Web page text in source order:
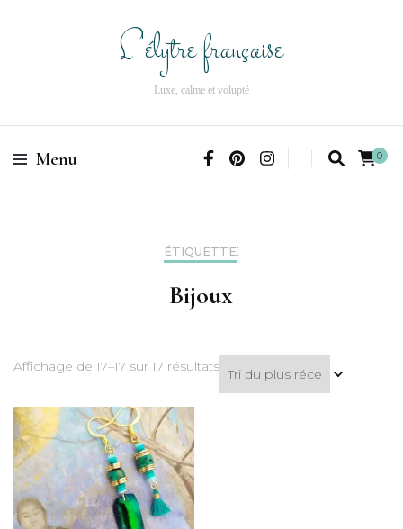
L'élytre française
Luxe, calme et volupté
Menu 0
ÉTIQUETTE:
Bijoux
Affichage de 17–17 sur 17 résultats